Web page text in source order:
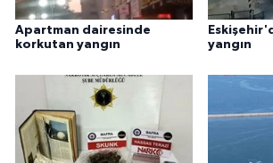
Apartman dairesinde
korkutan yangın
yangın